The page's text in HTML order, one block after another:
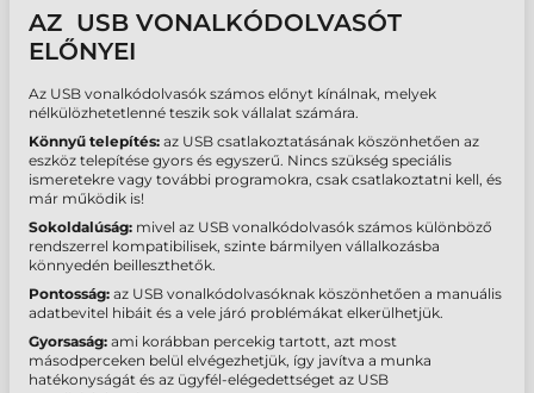
AZ USB VONALKÓDOLVASÓT
ELŐNYEI
Az USB vonalkódolvasók számos előnyt kínálnak, melyek
nélkülözhetetlenné teszik sok vállalat számára.
Könnyű telepítés: az USB csatlakoztatásának köszönhetően az
eszköz telepítése gyors és egyszerű. Nincs szükség speciális
ismeretekre vagy további programokra, csak csatlakoztatni kell, és
már működik is!
Sokoldalúság: mivel az USB vonalkódolvasók számos különböző
rendszerrel kompatibilisek, szinte bármilyen vállalkozásba
könnyedén beilleszthetők.
Pontosság: az USB vonalkódolvasóknak köszönhetően a manuális
adatbevitel hibáit és a vele járó problémákat elkerülhetjük.
Gyorsaság: ami korábban percekig tartott, azt most
másodperceken belül elvégezhetjük, így javítva a munka
hatékonyságát és az ügyfél-elégedettséget az USB